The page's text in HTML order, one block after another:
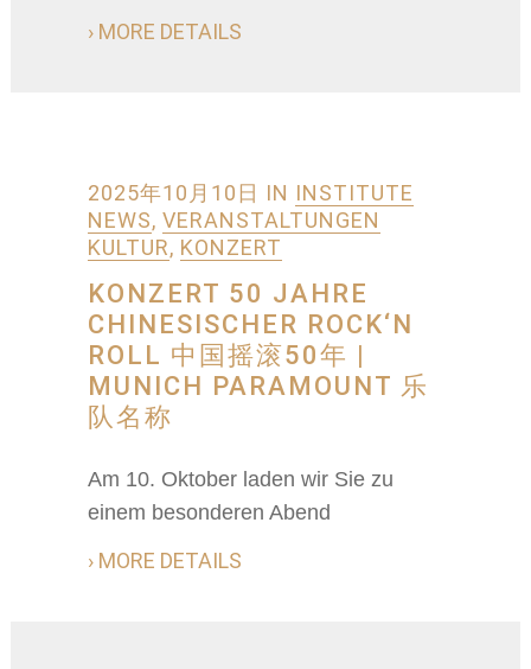
› MORE DETAILS
2025年10月10日 IN INSTITUTE
NEWS, VERANSTALTUNGEN
KULTUR, KONZERT
KONZERT 50 JAHRE
CHINESISCHER ROCK‘N
ROLL 中国摇滚50年 |
MUNICH PARAMOUNT 乐
队名称
Am 10. Oktober laden wir Sie zu
einem besonderen Abend
› MORE DETAILS